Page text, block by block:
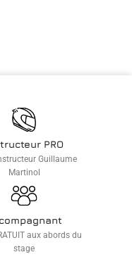
PRO
Guillaume
Martinol
aux abords du
stage